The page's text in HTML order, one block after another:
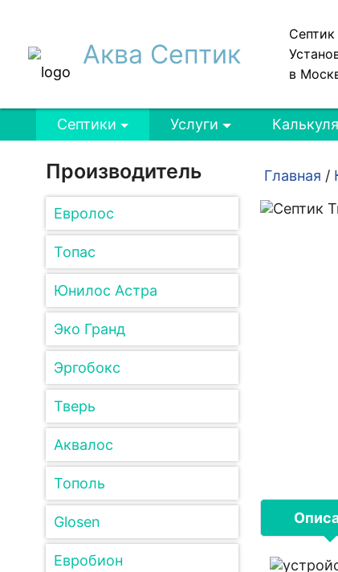
Аква Септик
в
Септики Услуги
Производитель
Евролос
Топас
Юнилос Астра
Эко Гранд
Эргобокс
Тверь
Аквалос
Тополь
Glosen
Евробион
Главная /